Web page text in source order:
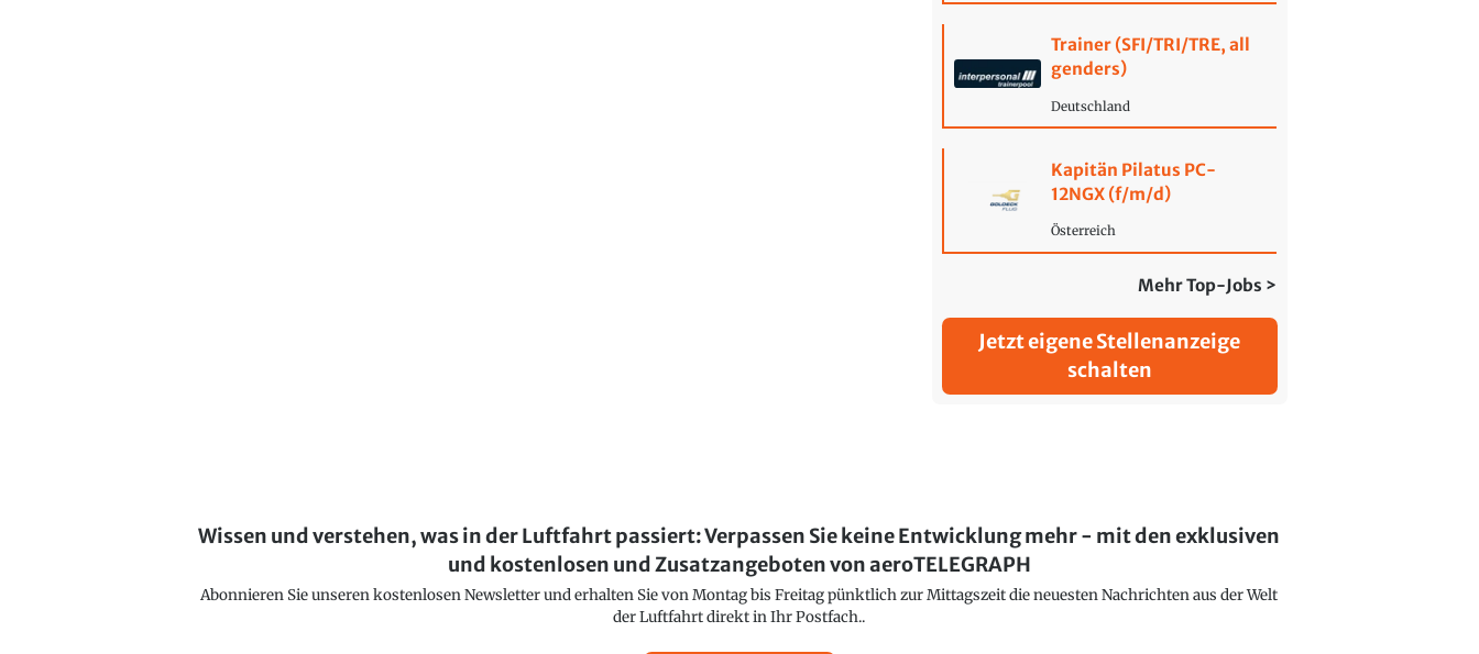
Trainer (SFI/TRI/TRE, all
genders)
Deutschland
Kapitän Pilatus PC-
12NGX (f/m/d)
Österreich
Mehr Top-Jobs >
Jetzt eigene Stellenanzeige
schalten
Wissen und verstehen, was in der Luftfahrt passiert: Verpassen Sie keine Entwicklung mehr - mit den exklusiven
und kostenlosen und Zusatzangeboten von aeroTELEGRAPH
Abonnieren Sie unseren kostenlosen Newsletter und erhalten Sie von Montag bis Freitag pünktlich zur Mittagszeit die neuesten Nachrichten aus der Welt
der Luftfahrt direkt in Ihr Postfach..